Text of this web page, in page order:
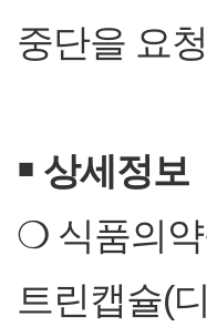
중단을 요
￭ 상세정보
❍ 식품의약
트린캡슐(